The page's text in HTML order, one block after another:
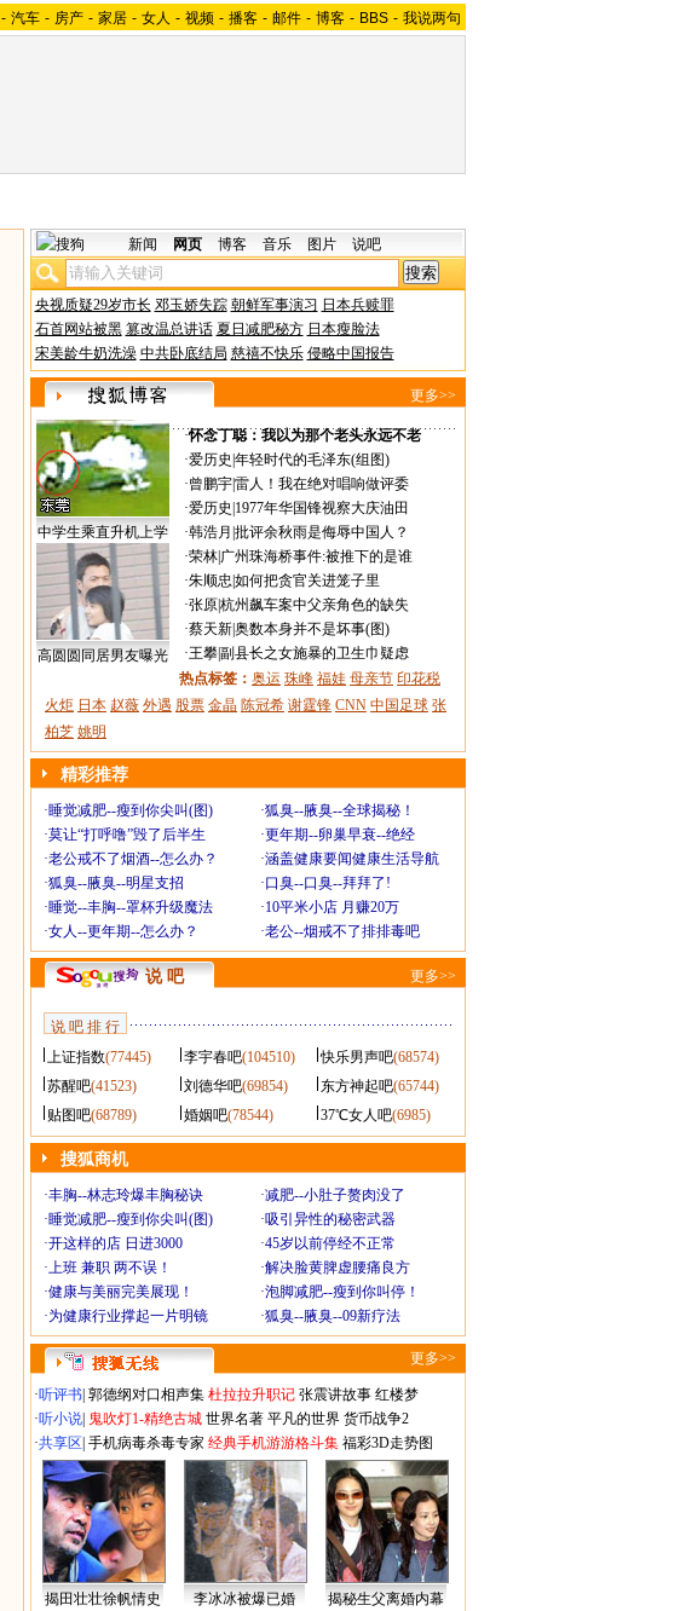
- 汽车 - 房产 - 家居 - 女人 - 视频 - 播客 - 邮件 - 博客 - BBS - 我说两句
新闻 网页 博客 音乐 图片 说吧
央视质疑29岁市长 邓玉娇失踪 朝鲜军事演习 日本兵赎罪
石首网站被黑 篡改温总讲话 夏日减肥秘方 日本瘦脸法
宋美龄牛奶洗澡 中共卧底结局 慈禧不快乐 侵略中国报告
更多>>
中学生乘直升机上学
高圆圆同居男友曝光
·怀念丁聪：我以为那个老头永远不老
·爱历史 年轻时代的毛泽东(组图)
·曾鹏宇|雷人！我在绝对唱响做评委
·爱历史 1977年华国锋视察大庆油田
·韩浩月 批评余秋雨是侮辱中国人？
·荣林| 广州珠海桥事件:被推下的是谁
·朱顺忠 如何把贪官关进笼子里
·张原|杭州飙车案中父亲角色的缺失
·蔡天新|奥数本身并不是坏事(图)
·王攀|副县长之女施暴的卫生巾疑虑
热点标签： 奥运 珠峰 福娃 母亲节 印花税
火炬 日本 赵薇 外遇 股票 金晶 陈冠希 谢霆锋 CNN 中国足球 张
柏芝 姚明
精彩推荐
·睡觉减肥--瘦到你尖叫(图) ·狐臭--腋臭--全球揭秘！
·莫让“打呼噜”毁了后半生 ·更年期--卵巢早衰--绝经
·老公戒不了烟酒--怎么办？ ·涵盖健康要闻健康生活导航
·狐臭--腋臭--明星支招 ·口臭--口臭--拜拜了!
·睡觉--丰胸--罩杯升级魔法 ·10平米小店 月赚20万
·女人--更年期--怎么办？ ·老公--烟戒不了排排毒吧
说 吧 更多>>
说 吧 排 行
上证指数(77445) 李宇春吧(104510) 快乐男声吧(68574)
苏醒吧(41523) 刘德华吧(69854) 东方神起吧(65744)
贴图吧(68789) 婚姻吧(78544) 37℃女人吧(6985)
搜狐商机
·丰胸--林志玲爆丰胸秘诀 ·减肥--小肚子赘肉没了
·睡觉减肥--瘦到你尖叫(图) ·吸引异性的秘密武器
·开这样的店 日进3000 ·45岁以前停经不正常
·上班 兼职 两不误！ ·解决脸黄脾虚腰痛良方
·健康与美丽完美展现！ ·泡脚减肥--瘦到你叫停！
·为健康行业撑起一片明镜 ·狐臭--腋臭--09新疗法
更多>>
·听评书 郭德纲对口相声集 杜拉拉升职记 张震讲故事 红楼梦
·听小说 鬼吹灯1-精绝古城 世界名著 平凡的世界 货币战争2
·共享区 手机病毒杀毒专家 经典手机游游格斗集 福彩3D走势图
揭田壮壮徐帆情史 李冰冰被爆已婚
揭秘生父离婚内幕